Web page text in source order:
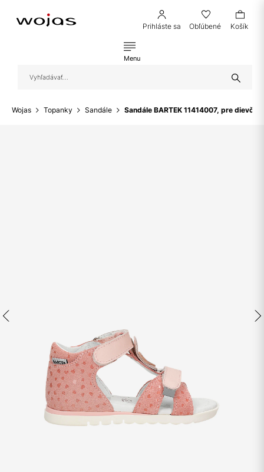
Prihláste sa Obľúbené Košík
Menu
Wojas Topanky Sandále Sandále BARTEK 11414007, pre